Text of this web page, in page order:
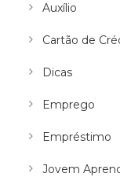
Auxílio
Cartão de
Dicas
Emprego
Empréstimo
Jovem